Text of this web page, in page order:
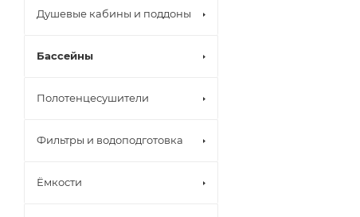
Душевые кабины и поддоны
Бассейны
Полотенцесушители
Фильтры и водоподготовка
Ёмкости